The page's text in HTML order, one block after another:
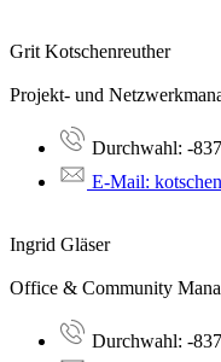
Grit Kotschenreuther
Projekt- und
Durchwahl: -
E-Mail:
Ingrid Gläser
Office & Community
Durchwahl: -